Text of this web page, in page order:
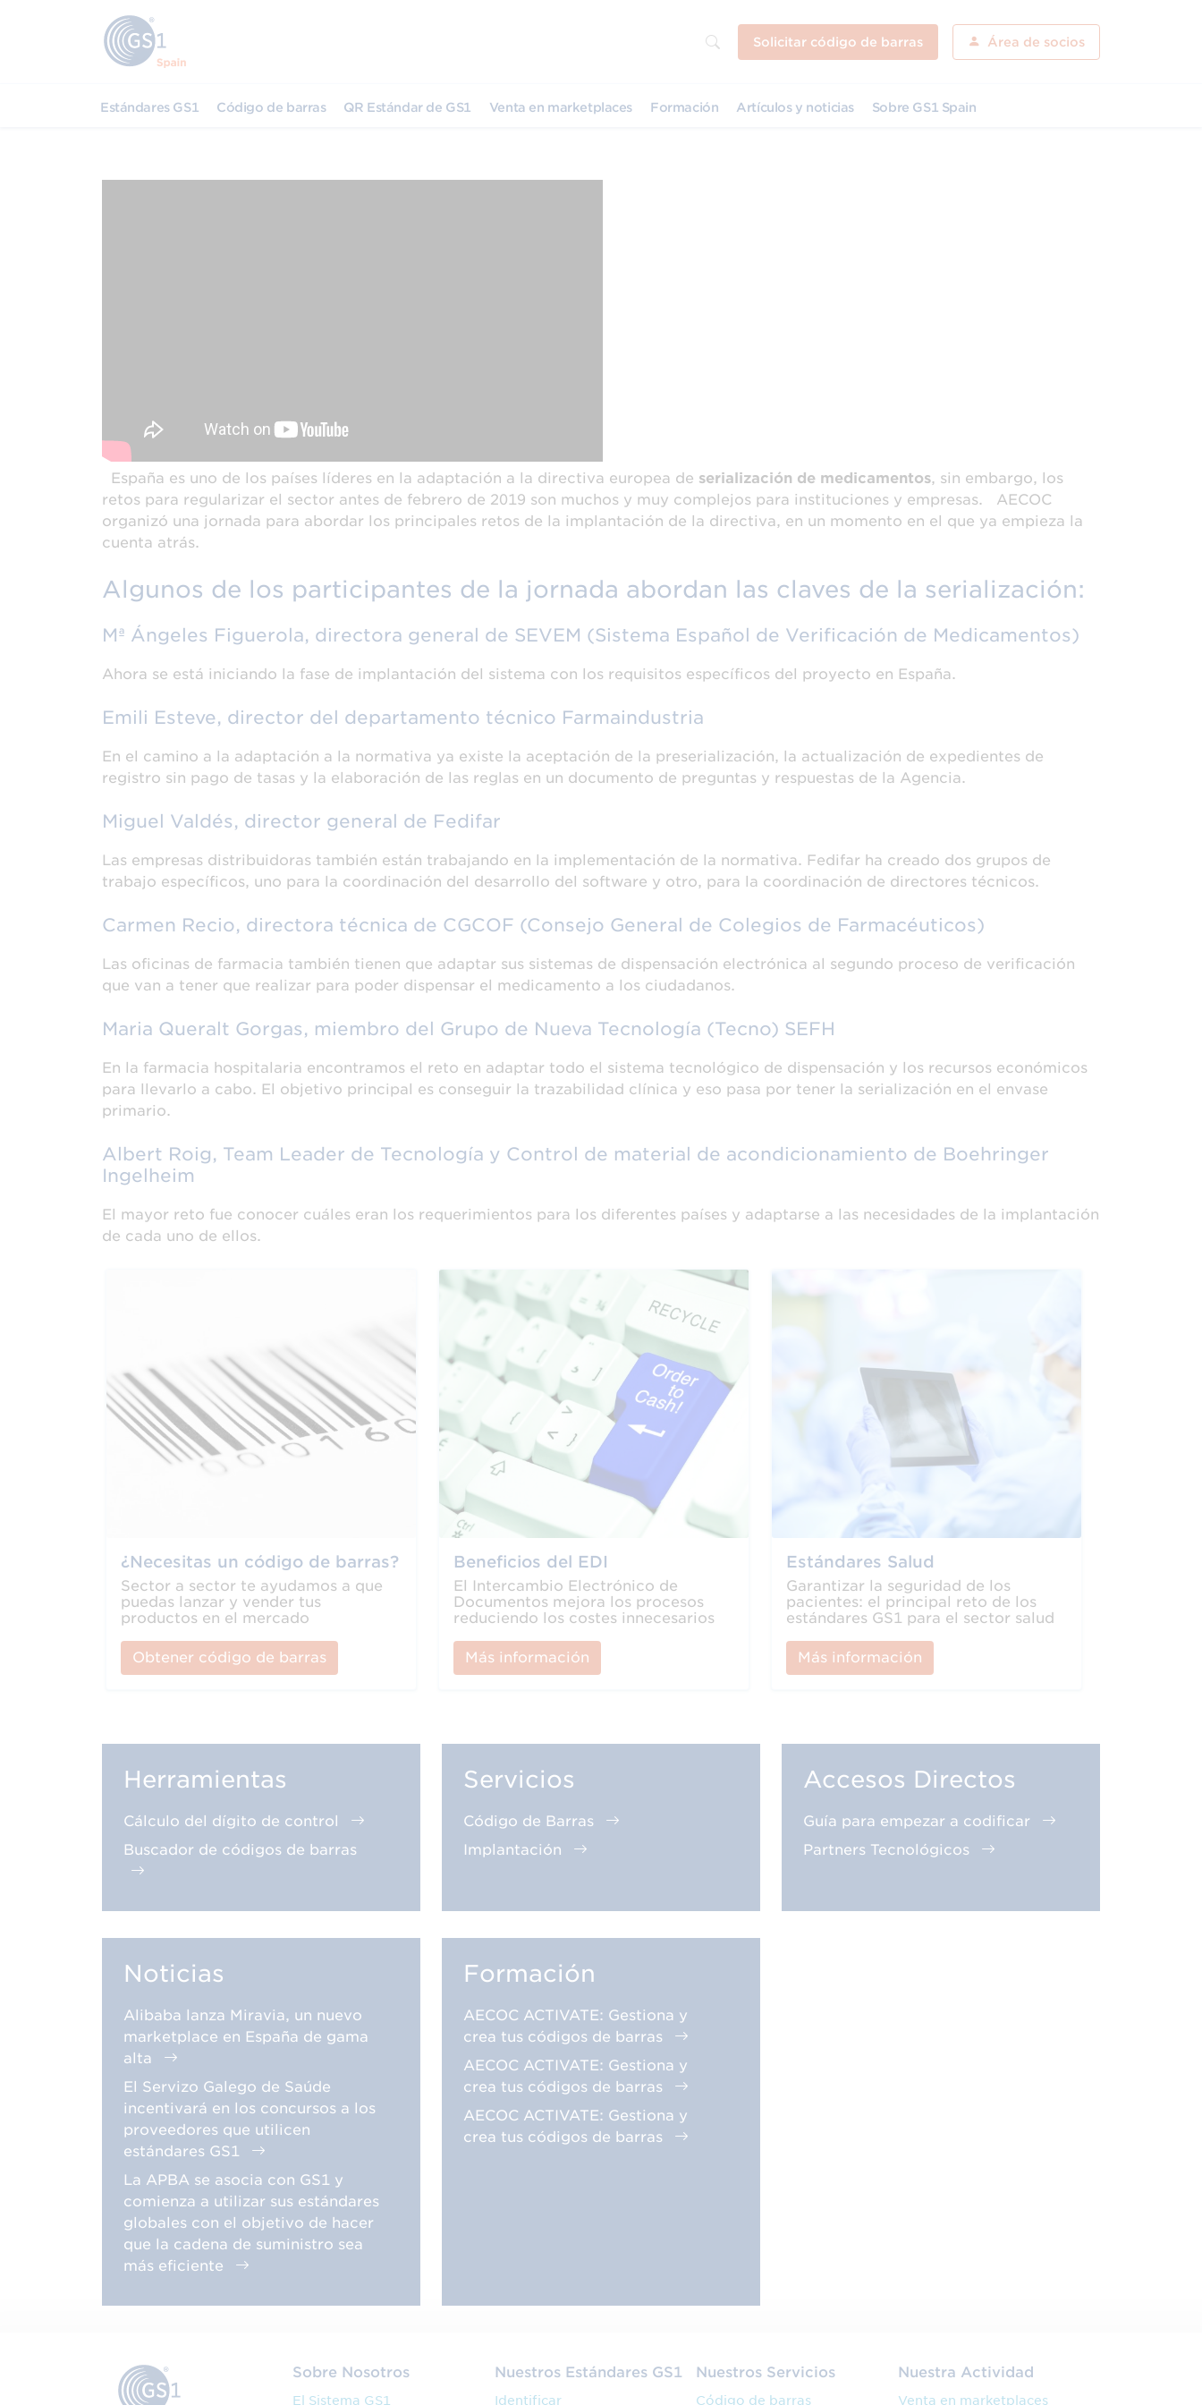
Solicitar código de barras Área de socios
Estándares GS1 Código de barras QR Estándar de GS1 Venta en marketplaces Formación Artículos y noticias Sobre GS1 Spain
España es uno de los países líderes en la adaptación a la directiva europea de serialización de medicamentos, sin embargo, los
retos para regularizar el sector antes de febrero de 2019 son muchos y muy complejos para instituciones y empresas. AECOC
organizó una jornada para abordar los principales retos de la implantación de la directiva, en un momento en el que ya empieza la
cuenta atrás.
Algunos de los participantes de la jornada abordan las claves de la serialización:
Mª Ángeles Figuerola, directora general de SEVEM (Sistema Español de Verificación de Medicamentos)
Ahora se está iniciando la fase de implantación del sistema con los requisitos específicos del proyecto en España.
Emili Esteve, director del departamento técnico Farmaindustria
En el camino a la adaptación a la normativa ya existe la aceptación de la preserialización, la actualización de expedientes de
registro sin pago de tasas y la elaboración de las reglas en un documento de preguntas y respuestas de la Agencia.
Miguel Valdés, director general de Fedifar
Las empresas distribuidoras también están trabajando en la implementación de la normativa. Fedifar ha creado dos grupos de
trabajo específicos, uno para la coordinación del desarrollo del software y otro, para la coordinación de directores técnicos.
Carmen Recio, directora técnica de CGCOF (Consejo General de Colegios de Farmacéuticos)
Las oficinas de farmacia también tienen que adaptar sus sistemas de dispensación electrónica al segundo proceso de verificación
que van a tener que realizar para poder dispensar el medicamento a los ciudadanos.
Maria Queralt Gorgas, miembro del Grupo de Nueva Tecnología (Tecno) SEFH
En la farmacia hospitalaria encontramos el reto en adaptar todo el sistema tecnológico de dispensación y los recursos económicos
para llevarlo a cabo. El objetivo principal es conseguir la trazabilidad clínica y eso pasa por tener la serialización en el envase
primario.
Albert Roig, Team Leader de Tecnología y Control de material de acondicionamiento de Boehringer
Ingelheim
El mayor reto fue conocer cuáles eran los requerimientos para los diferentes países y adaptarse a las necesidades de la implantación
de cada uno de ellos.
¿Necesitas un código de barras?
Sector a sector te ayudamos a que
puedas lanzar y vender tus
productos en el mercado
Obtener código de barras
Beneficios del EDI
El Intercambio Electrónico de
Documentos mejora los procesos
reduciendo los costes innecesarios
Más información
Estándares Salud
Garantizar la seguridad de los
pacientes: el principal reto de los
estándares GS1 para el sector salud
Más información
Herramientas
Cálculo del dígito de control
Buscador de códigos de barras
Servicios
Código de Barras
Implantación
Accesos Directos
Guía para empezar a codificar
Partners Tecnológicos
Noticias
Alibaba lanza Miravia, un nuevo
marketplace en España de gama
alta
El Servizo Galego de Saúde
incentivará en los concursos a los
proveedores que utilicen
estándares GS1
La APBA se asocia con GS1 y
comienza a utilizar sus estándares
globales con el objetivo de hacer
que la cadena de suministro sea
más eficiente
Formación
AECOC ACTIVATE: Gestiona y
crea tus códigos de barras
AECOC ACTIVATE: Gestiona y
crea tus códigos de barras
AECOC ACTIVATE: Gestiona y
crea tus códigos de barras
Sobre Nosotros
El Sistema GS1
Nuestros Estándares GS1
Identificar
Nuestros Servicios
Código de barras
Nuestra Actividad
Venta en marketplaces